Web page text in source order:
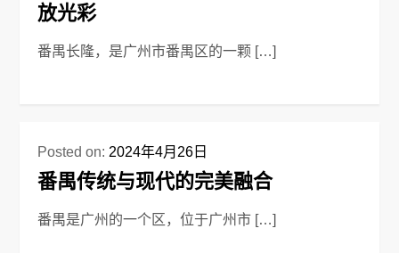
放光彩
番禺长隆，是广州市番禺区的一颗 […]
Posted on: 2024年4月26日
番禺传统与现代的完美融合
番禺是广州的一个区，位于广州市 […]